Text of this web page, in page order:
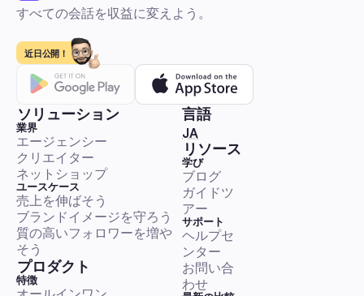
Instagram広告：オーストラリアの小企業向け、2026
全ガイド。設定、クリエイティブ、オートメーション
て
初心者でも安心のステップバイステップガイドです。ピクセル
ターゲット選定、予算管理、オーストラリアのコストベンチマ
クリエイティブテンプレート、A/Bテスト、そしてリージェン
ROI証明のための自動化（DMファネル、コメント管理）が含ま
ます。余分な手間はかけずに簡単に実行できます。
販売とリード生成
Facebook広告：サウジアラビア企業向け2026年完全
— ターゲティング、アラビア語クリエイティブ & 自動
サウジアラビアのオーディエンス向けにFacebook広告を設定
するための実践的なステップバイステップのプレイブック。広
すべての会話を収益に変えよう。
近日公開！
ソリューション
業界
エージェンシー
クリエイター
ネットショップ
ユースケース
売上を伸ばそう
ブランドイメージを守ろう
質の高いフォロワーを増や
そう
プロダクト
特徴
リソース
学び
ブログ
ガイドツ
アー
サポート
ヘルプセ
ンター
お問い合
わせ
言語
JA